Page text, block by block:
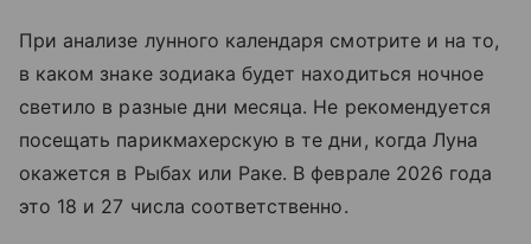
При анализе лунного календаря смотрите и на то,
в каком знаке зодиака будет находиться ночное
светило в разные дни месяца. Не рекомендуется
посещать парикмахерскую в те дни, когда Луна
окажется в Рыбах или Раке. В феврале 2026 года
это 18 и 27 числа соответственно.